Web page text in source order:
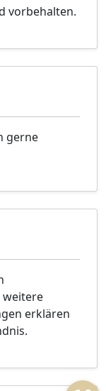
vorbehalten.
gerne
weitere
erklären